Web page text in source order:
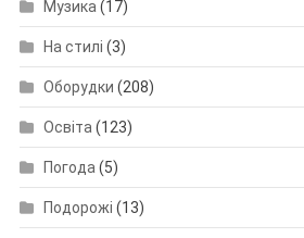
Музика(17)
На стилі (3)
Оборудки (208)
Освіта(123)
Погода(5)
Подорожі (13)